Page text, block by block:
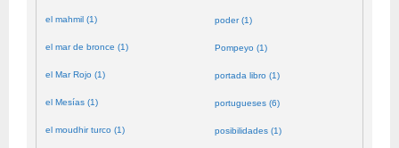
el mahmil (1)
el mar de bronce (1)
el Mar Rojo (1)
el Mesías (1)
el moudhir turco (1)
poder (1)
Pompeyo (1)
portada libro (1)
portugueses (6)
posibilidades (1)